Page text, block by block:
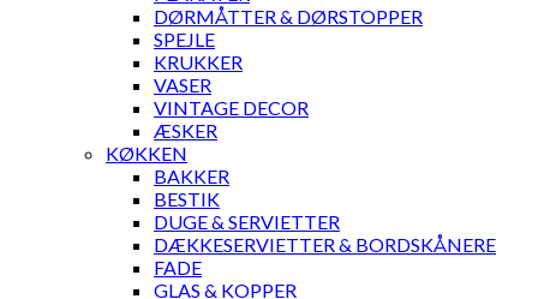
DØRMÅTTER & DØRSTOPPER
SPEJLE
KRUKKER
VASER
VINTAGE DECOR
ÆSKER
KØKKEN
BAKKER
BESTIK
DUGE & SERVIETTER
DÆKKESERVIETTER & BORDSKÅNERE
FADE
GLAS & KOPPER